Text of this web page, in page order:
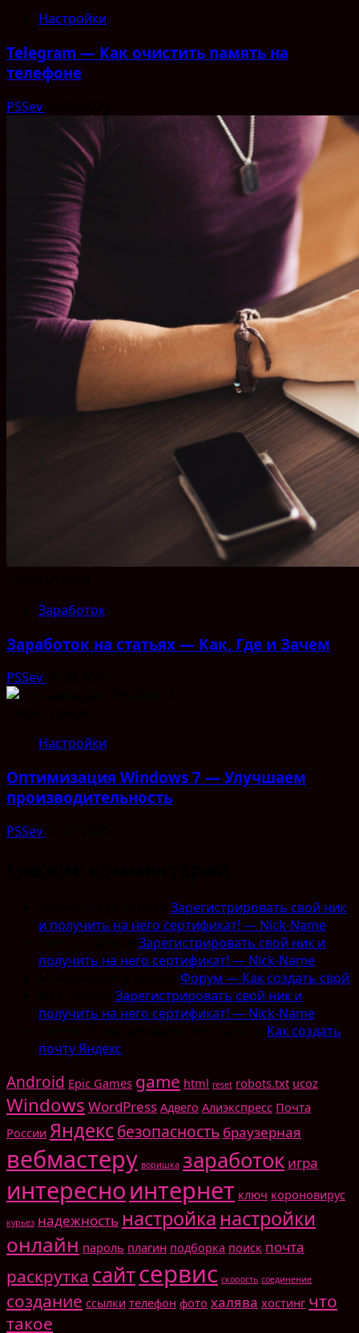
Настройки
Telegram — Как очистить память на
телефоне
PSSev
Заработок
Заработок на статьях — Как, Где и Зачем
PSSev
Настройки
Оптимизация Windows 7 — Улучшаем
производительность
PSSev
Зарегистрировать свой ник
и получить на него сертификат! — Nick-Name
Зарегистрировать свой ник и
получить на него сертификат! — Nick-Name
Форум — Как создать свой
Зарегистрировать свой ник и
получить на него сертификат! — Nick-Name
Как создать
почту Яндекс
Android Epic Games game html reset robots.txt ucoz
Windows WordPress Адвего Алиэкспресс Почта
России Яндексбезопасность браузерная
вебмастеру воришка заработок игра
интересноинтернет ключ короновирус
курьез надежность настройка настройки
онлайн пароль плагин подборка поиск почта
раскрутка сайтсервис скорость соединение
создание ссылки телефон фото халява хостинг что
такое